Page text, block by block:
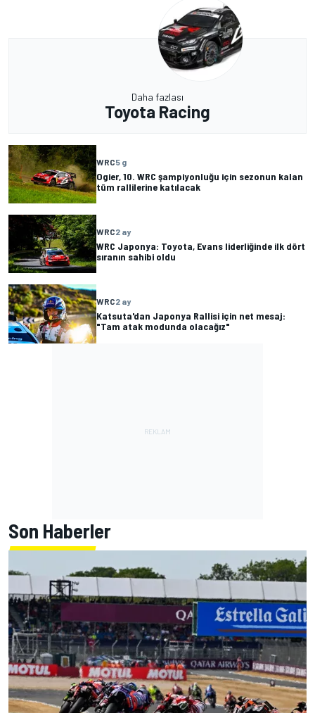
Daha fazlası
Toyota Racing
WRC5 g
Ogier, 10. WRC şampiyonluğu için sezonun kalan
tüm rallilerine katılacak
WRC2 ay
WRC Japonya: Toyota, Evans liderliğinde ilk dört
sıranın sahibi oldu
WRC2 ay
Katsuta'dan Japonya Rallisi için net mesaj:
"Tam atak modunda olacağız"
Son Haberler